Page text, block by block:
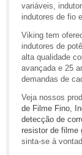
variáveis,
indutores de fio
Viking tem
indutores de
alta qualidade
avançada e 25
demandas de
Veja nossos
de Filme Fino
detecção de
resistor de filme
sinta-se à